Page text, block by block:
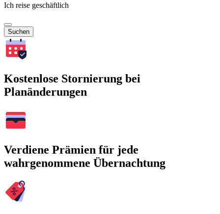
Ich reise geschäftlich
Suchen
Kostenlose Stornierung bei
Planänderungen
Verdiene Prämien für jede
wahrgenommene Übernachtung